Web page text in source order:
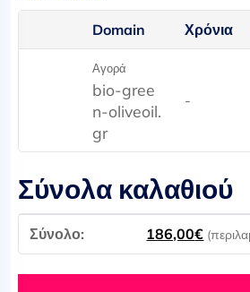
Domain Χρόνια
Αγορά
bio-gree
n-oliveoil.
gr
-
Σύνολα καλαθιού
186,00€